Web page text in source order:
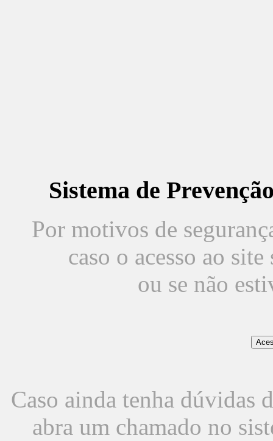
Sistema de
Por motivos de
caso o acesso ao
ou se não
Caso ainda tenha dúvidas
abra um chamado no